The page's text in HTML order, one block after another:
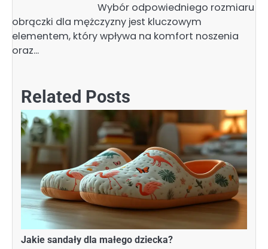
Wybór odpowiedniego rozmiaru
obrączki dla mężczyzny jest kluczowym
elementem, który wpływa na komfort noszenia
oraz…
Related Posts
Jakie sandały dla małego dziecka?